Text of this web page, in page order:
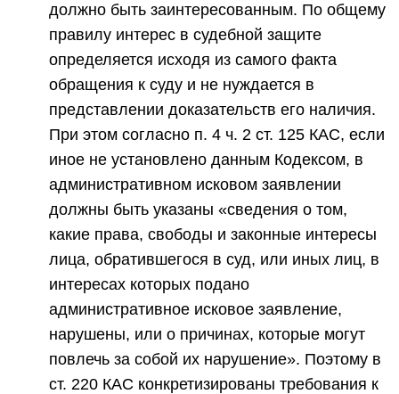
должно быть заинтересованным. По общему
правилу интерес в судебной защите
определяется исходя из самого факта
обращения к суду и не нуждается в
представлении доказательств его наличия.
При этом согласно п. 4 ч. 2 ст. 125 КАС, если
иное не установлено данным Кодексом, в
административном исковом заявлении
должны быть указаны «сведения о том,
какие права, свободы и законные интересы
лица, обратившегося в суд, или иных лиц, в
интересах которых подано
административное исковое заявление,
нарушены, или о причинах, которые могут
повлечь за собой их нарушение». Поэтому в
ст. 220 КАС конкретизированы требования к